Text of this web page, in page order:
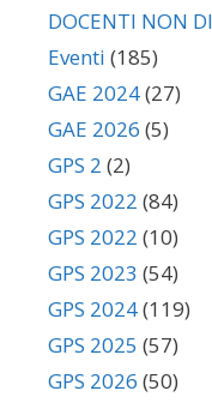
DOCENTI NON
Eventi (185)
GAE 2024(27)
GAE 2026 (5)
GPS 2 (2)
GPS 2022 (84)
GPS 2022 (10)
GPS 2023 (54)
GPS 2024(119)
GPS 2025 (57)
GPS 2026 (50)